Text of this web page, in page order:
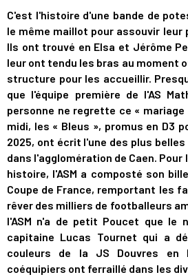
C'est l'histoire d'une bande de
le même maillot pour assouvir leur
Ils ont trouvé en Elsa et Jérôme
leur ont tendu les bras au moment
structure pour les accueillir.
que l'équipe première de l'AS
personne ne regrette ce « mariage
midi, les « Bleus », promus en D3
2025, ont écrit l'une des plus
dans l'agglomération de Caen. Pour
histoire, l'ASM a composté son
Coupe de France, remportant les
rêver des milliers de footballeurs
l'ASM n'a de petit Poucet que le
capitaine Lucas Tournet qui a
couleurs de la JS Douvres en
coéquipiers ont ferraillé dans les